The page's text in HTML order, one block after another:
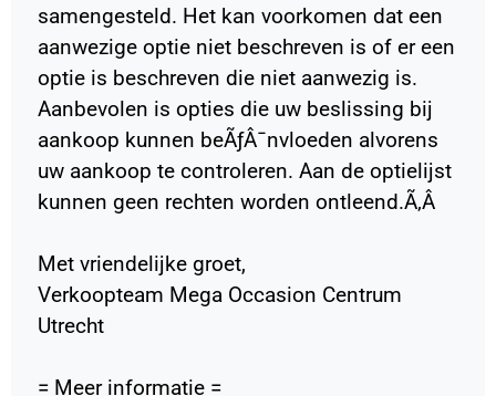
samengesteld. Het kan voorkomen dat een
aanwezige optie niet beschreven is of er een
optie is beschreven die niet aanwezig is.
Aanbevolen is opties die uw beslissing bij
aankoop kunnen beÃƒÂ¯nvloeden alvorens
uw aankoop te controleren. Aan de optielijst
kunnen geen rechten worden ontleend.Ã‚Â
Met vriendelijke groet,
Verkoopteam Mega Occasion Centrum
Utrecht
= Meer informatie =